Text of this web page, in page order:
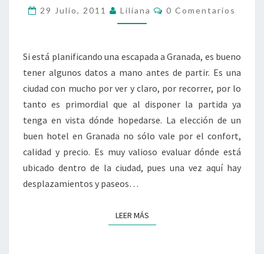
DE
GRANADA
29 Julio, 2011 Liliana Comentarios
0 Comentarios
Si está planificando una escapada a Granada, es bueno
tener algunos datos a mano antes de partir. Es una
ciudad con mucho por ver y claro, por recorrer, por lo
tanto es primordial que al disponer la partida ya
tenga en vista dónde hopedarse. La elección de un
buen hotel en Granada no sólo vale por el confort,
calidad y precio. Es muy valioso evaluar dónde está
ubicado dentro de la ciudad, pues una vez aquí hay
desplazamientos y paseos…
LEER MÁSLEER MÁS